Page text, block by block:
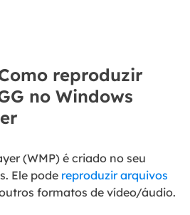
reproduzir
no Windows
(WMP) é criado no seu
Ele pode reproduzir arquivos
formatos de vídeo/áudio.